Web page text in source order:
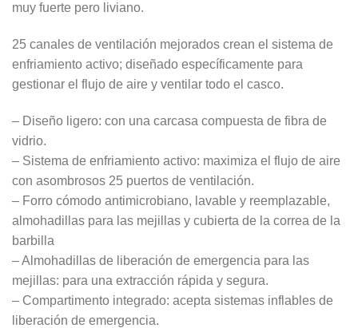
muy fuerte pero liviano.
25 canales de ventilación mejorados crean el sistema de
enfriamiento activo; diseñado específicamente para
gestionar el flujo de aire y ventilar todo el casco.
– Diseño ligero: con una carcasa compuesta de fibra de
vidrio.
– Sistema de enfriamiento activo: maximiza el flujo de aire
con asombrosos 25 puertos de ventilación.
– Forro cómodo antimicrobiano, lavable y reemplazable,
almohadillas para las mejillas y cubierta de la correa de la
barbilla
– Almohadillas de liberación de emergencia para las
mejillas: para una extracción rápida y segura.
– Compartimento integrado: acepta sistemas inflables de
liberación de emergencia.